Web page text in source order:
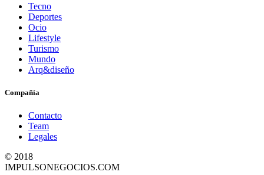
Tecno
Deportes
Ocio
Lifestyle
Turismo
Mundo
Arq&diseño
Compañía
Contacto
Team
Legales
© 2018
IMPULSONEGOCIOS.COM